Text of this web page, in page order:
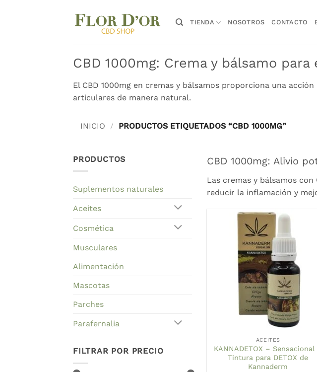
TIENDA NOSOTROS CONTACTO
CBD 1000mg: Crema y bálsamo
El CBD 1000mg en cremas y bálsamos proporciona una
articulares de manera natural.
INICIO / PRODUCTOS ETIQUETADOS “CBD 1000MG”
PRODUCTOS
Suplementos naturales
Aceites
Cosmética
Musculares
Alimentación
Mascotas
Parches
Parafernalia
FILTRAR POR PRECIO
CBD 1000mg: Alivio
Las cremas y bálsamos con
reducir la inflamación y
ACEITES
KANNADETOX – Sensacional
Tintura para DETOX de
Kannaderm